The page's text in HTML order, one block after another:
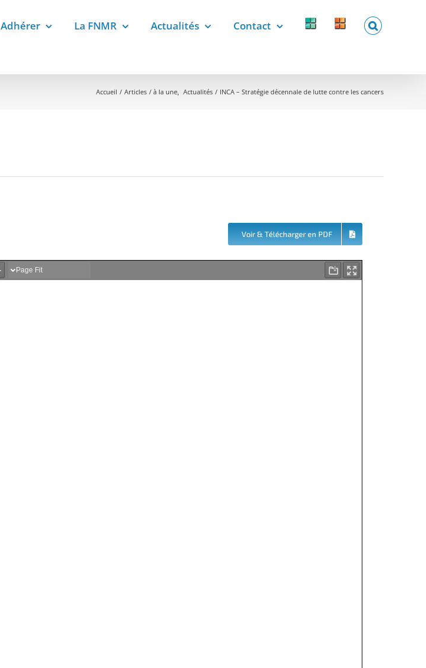
Adhérer La FNMR Actualités Contact ForcomedLabelix
Accueil Articles à la une Actualités INCA – Stratégie décennale de lutte contre les cancers
Voir & Télécharger en PDF